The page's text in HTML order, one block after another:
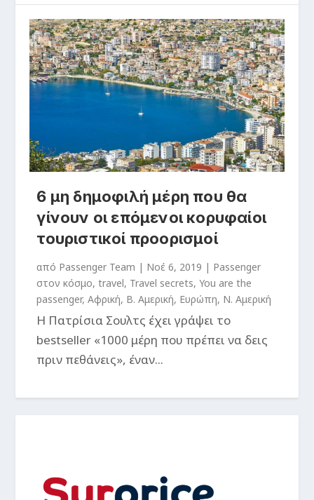
6 μη δημοφιλή μέρη που θα
γίνουν οι επόμενοι κορυφαίοι
τουριστικοί προορισμοί
από Passenger Team | Νοέ 6, 2019 | Passenger
στον κόσμο,travel, Travel secrets,You are the
passenger,Αφρική, Β. Αμερική, Ευρώπη, Ν. Αμερική
Η Πατρίσια Σουλτς έχει γράψει το
bestseller «1000 μέρη που πρέπει να δεις
πριν πεθάνεις», έναν...